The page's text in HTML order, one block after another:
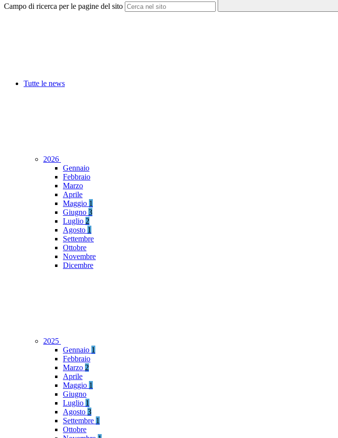
Campo di ricerca per le pagine del sito
Tutte le news
2026
Gennaio
Febbraio
Marzo
Aprile
Maggio 1
Giugno 3
Luglio 2
Agosto 1
Settembre
Ottobre
Novembre
Dicembre
2025
Gennaio 1
Febbraio
Marzo 2
Aprile
Maggio 1
Giugno
Luglio 1
Agosto 3
Settembre 1
Ottobre